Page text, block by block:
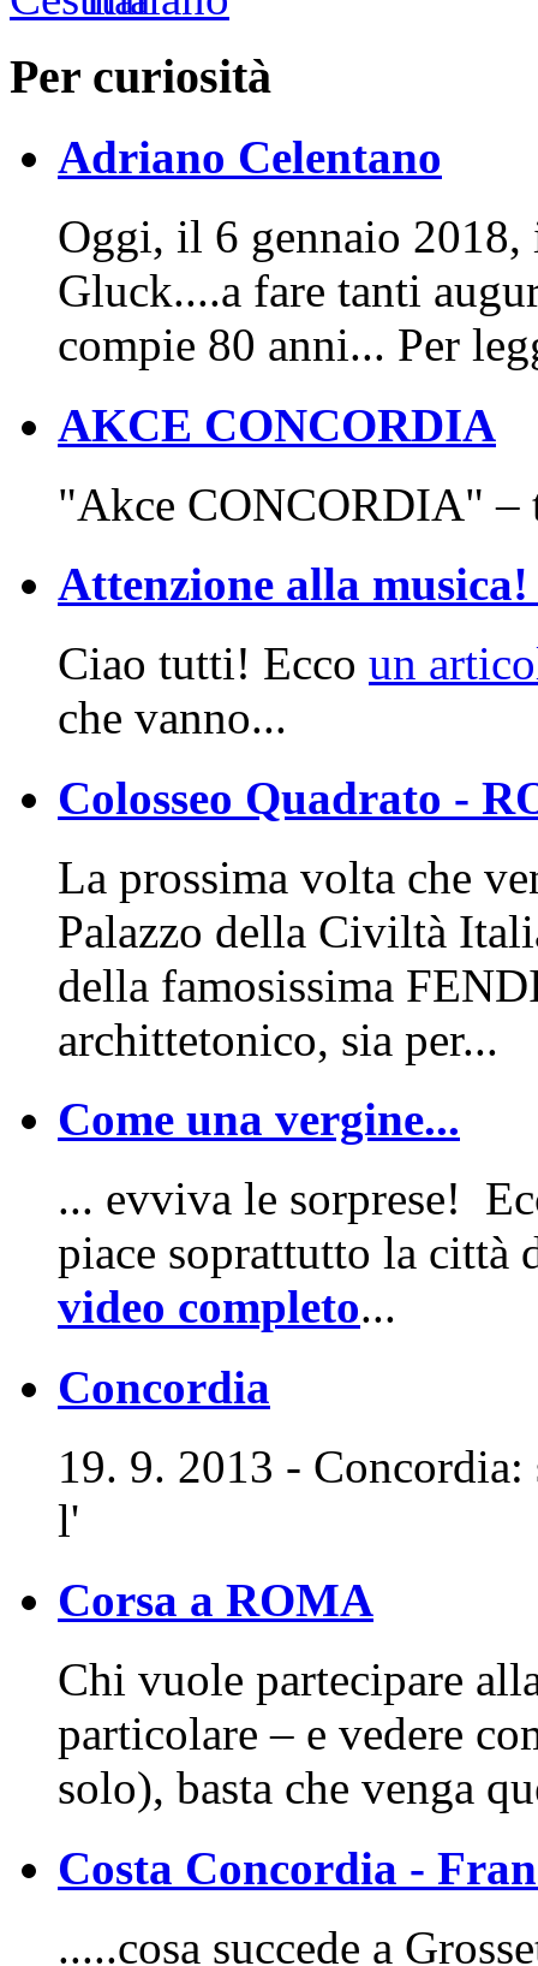
Per curiosità
Adriano Celentano
Oggi, il 6 gennaio
Gluck....a fare tanti
compie 80 anni... Per
AKCE CONCORDIA
"Akce CONCORDIA" –
Attenzione alla
Ciao tutti! Ecco un
che vanno...
Colosseo Quadrato -
La prossima volta che
Palazzo della Civiltà
della famosissima
archittetonico, sia per...
Come una vergine...
... evviva le sorprese!
piace soprattutto la
video completo...
Concordia
19. 9. 2013 -
l'
Corsa a ROMA
Chi vuole partecipare
particolare – e vedere
solo), basta che venga
Costa Concordia -
.....cosa succede a